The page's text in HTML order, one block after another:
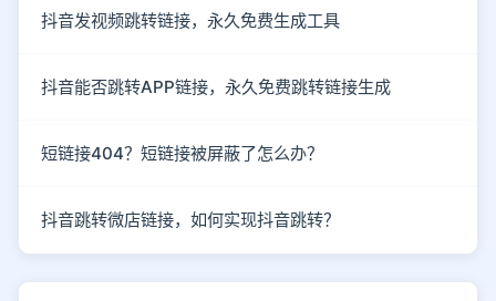
抖音发视频跳转链接，永久免费生成工具
抖音能否跳转APP链接，永久免费跳转链接生成
短链接404？短链接被屏蔽了怎么办？
抖音跳转微店链接，如何实现抖音跳转？